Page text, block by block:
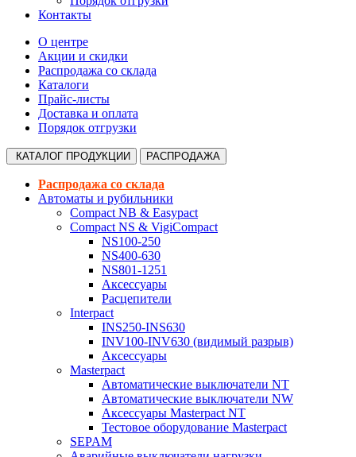
Контакты
О центре
Акции и скидки
Распродажа со склада
Каталоги
Прайс-листы
Доставка и оплата
Порядок отгрузки
КАТАЛОГ ПРОДУКЦИИ РАСПРОДАЖА
Распродажа со склада
Автоматы и рубильники
Compact NB & Easypact
Compact NS & VigiCompact
NS100-250
NS400-630
NS801-1251
Аксессуары
Расцепители
Interpact
INS250-INS630
INV100-INV630 (видимый разрыв)
Аксессуары
Masterpact
Автоматические выключатели NT
Автоматические выключатели NW
Аксессуары Masterpact NT
Тестовое оборудование Masterpact
SEPAM